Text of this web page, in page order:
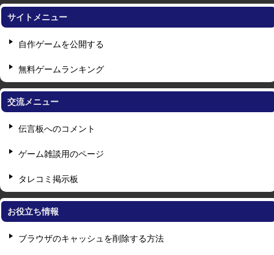
サイトメニュー
自作ゲームを公開する
無料ゲームランキング
交流メニュー
伝言板へのコメント
ゲーム雑談用のページ
タレコミ掲示板
お役立ち情報
ブラウザのキャッシュを削除する方法